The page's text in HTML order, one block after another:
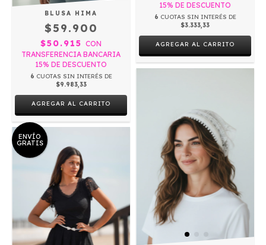
BLUSA HIMA
$59.900
$50.915 CON
TRANSFERENCIA BANCARIA
15% DE DESCUENTO
6 CUOTAS SIN INTERÉS DE
$9.983,33
AGREGAR AL CARRITO
15% DE DESCUENTO
6 CUOTAS SIN INTERÉS DE
$3.333,33
AGREGAR AL CARRITO
ENVÍO
GRATIS